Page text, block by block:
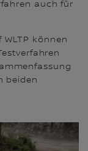
auch für
können
beiden